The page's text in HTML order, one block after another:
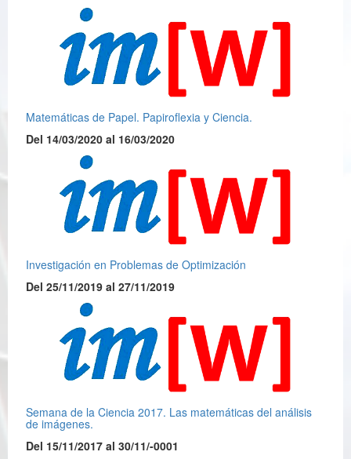
Matemáticas de Papel. Papiroflexia y Ciencia.
Del 14/03/2020 al 16/03/2020
Investigación en Problemas de Optimización
Del 25/11/2019 al 27/11/2019
Semana de la Ciencia 2017. Las matemáticas del análisis
de imágenes.
Del 15/11/2017 al 30/11/-0001